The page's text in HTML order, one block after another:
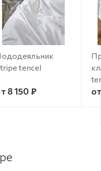
tencel
8 150 ₽